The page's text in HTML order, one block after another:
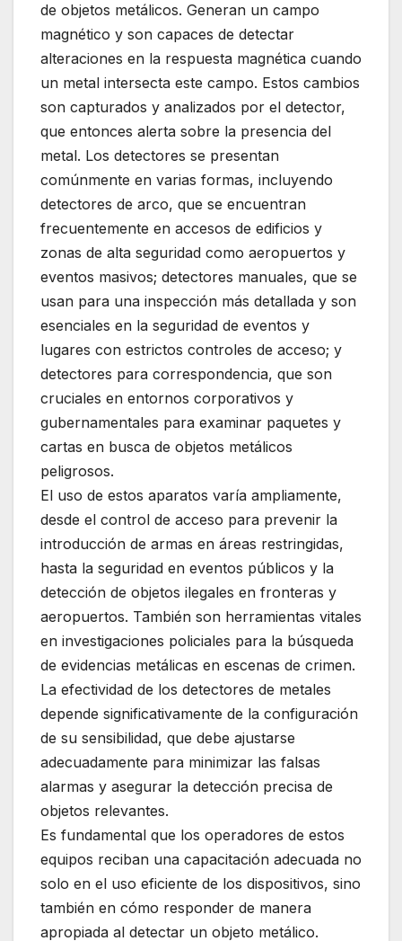
de objetos metálicos. Generan un campo
magnético y son capaces de detectar
alteraciones en la respuesta magnética cuando
un metal intersecta este campo. Estos cambios
son capturados y analizados por el detector,
que entonces alerta sobre la presencia del
metal. Los detectores se presentan
comúnmente en varias formas, incluyendo
detectores de arco, que se encuentran
frecuentemente en accesos de edificios y
zonas de alta seguridad como aeropuertos y
eventos masivos; detectores manuales, que se
usan para una inspección más detallada y son
esenciales en la seguridad de eventos y
lugares con estrictos controles de acceso; y
detectores para correspondencia, que son
cruciales en entornos corporativos y
gubernamentales para examinar paquetes y
cartas en busca de objetos metálicos
peligrosos.
El uso de estos aparatos varía ampliamente,
desde el control de acceso para prevenir la
introducción de armas en áreas restringidas,
hasta la seguridad en eventos públicos y la
detección de objetos ilegales en fronteras y
aeropuertos. También son herramientas vitales
en investigaciones policiales para la búsqueda
de evidencias metálicas en escenas de crimen.
La efectividad de los detectores de metales
depende significativamente de la configuración
de su sensibilidad, que debe ajustarse
adecuadamente para minimizar las falsas
alarmas y asegurar la detección precisa de
objetos relevantes.
Es fundamental que los operadores de estos
equipos reciban una capacitación adecuada no
solo en el uso eficiente de los dispositivos, sino
también en cómo responder de manera
apropiada al detectar un objeto metálico.